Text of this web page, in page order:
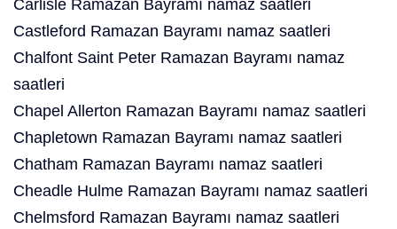
Carlisle Ramazan Bayramı namaz saatleri
Castleford Ramazan Bayramı namaz saatleri
Chalfont Saint Peter Ramazan Bayramı namaz
saatleri
Chapel Allerton Ramazan Bayramı namaz saatleri
Chapletown Ramazan Bayramı namaz saatleri
Chatham Ramazan Bayramı namaz saatleri
Cheadle Hulme Ramazan Bayramı namaz saatleri
Chelmsford Ramazan Bayramı namaz saatleri